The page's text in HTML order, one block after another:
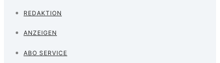
REDAKTION
ANZEIGEN
ABO SERVICE